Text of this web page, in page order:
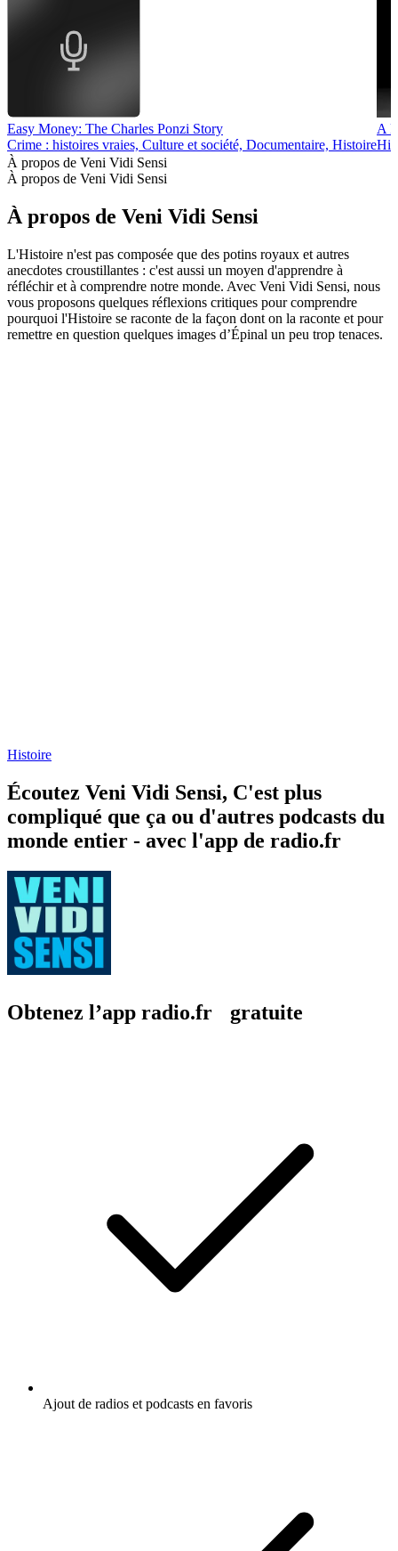
Easy Money: The Charles Ponzi Story
Crime : histoires vraies, Culture et société, Documentaire, Histoire
A
À propos de Veni Vidi Sensi
À propos de Veni Vidi Sensi
À propos de Veni Vidi Sensi
L'Histoire n'est pas composée que des potins royaux et autres
anecdotes croustillantes : c'est aussi un moyen d'apprendre à
réfléchir et à comprendre notre monde. Avec Veni Vidi Sensi, nous
vous proposons quelques réflexions critiques pour comprendre
pourquoi l'Histoire se raconte de la façon dont on la raconte et pour
remettre en question quelques images d’Épinal un peu trop tenaces.
Histoire
Écoutez Veni Vidi Sensi, C'est plus
compliqué que ça ou d'autres podcasts du
monde entier - avec l'app de radio.fr
Obtenez l’app radio.fr gratuite
Ajout de radios et podcasts en favoris